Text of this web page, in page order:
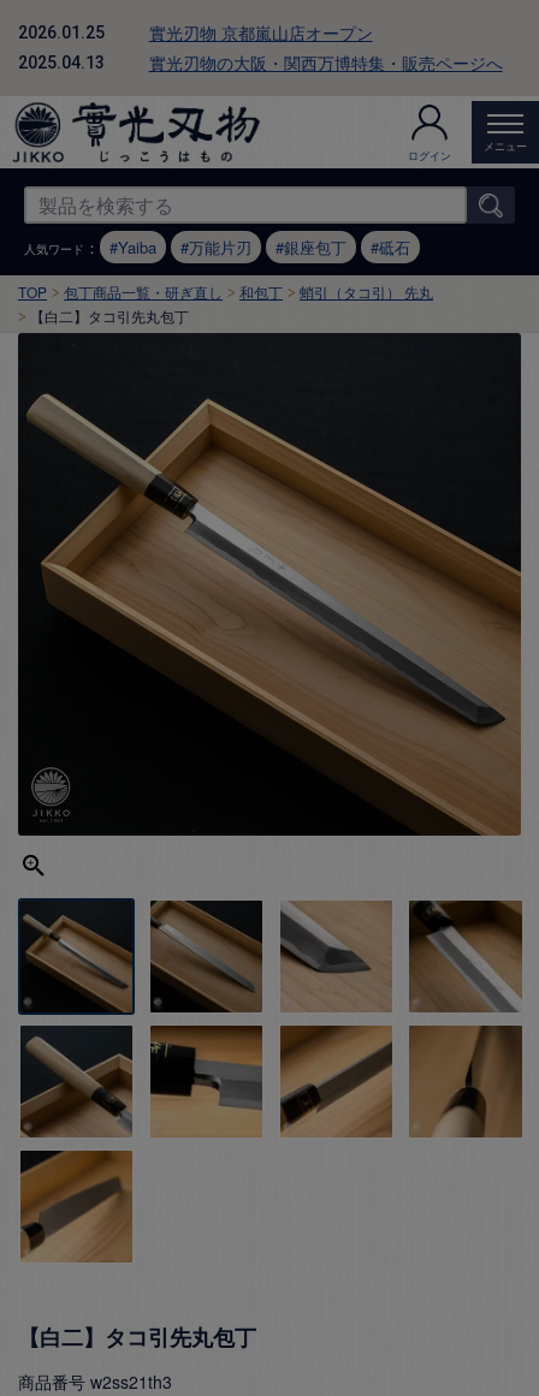
2026.01.25 實光刃物 京都嵐山店オープン
2025.04.13 實光刃物の大阪・関西万博特集・販売ページへ
ログイン
メニュー
人気ワード ： Yaiba 万能片刃 銀座包丁 砥石
TOP 包丁商品一覧・研ぎ直し 和包丁
蛸引（タコ引） 先丸
【白二】タコ引先丸包丁
【白二】タコ引先丸包丁
商品番号 w2ss21th3